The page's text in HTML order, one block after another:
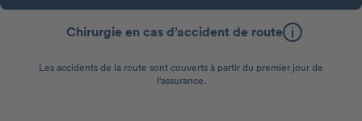
Chirurgie en cas d’accident de route
Les accidents de la route sont couverts à partir du premier jour de
l'assurance.